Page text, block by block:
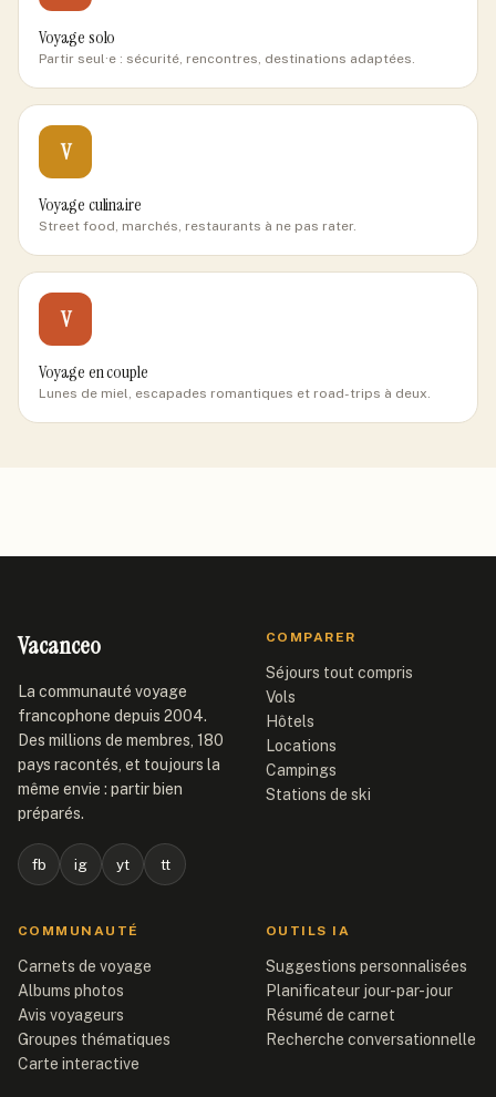
Voyage solo
Partir seul·e : sécurité, rencontres, destinations adaptées.
V
Voyage culinaire
Street food, marchés, restaurants à ne pas rater.
V
Voyage en couple
Lunes de miel, escapades romantiques et road-trips à deux.
Vacanceo
La communauté voyage
francophone depuis 2004.
Des millions de membres, 180
pays racontés, et toujours la
même envie : partir bien
préparés.
fb ig yt tt
COMPARER
Séjours tout compris
Vols
Hôtels
Locations
Campings
Stations de ski
COMMUNAUTÉ
Carnets de voyage
Albums photos
Avis voyageurs
Groupes thématiques
Carte interactive
OUTILS IA
Suggestions personnalisées
Planificateur jour-par-jour
Résumé de carnet
Recherche conversationnelle